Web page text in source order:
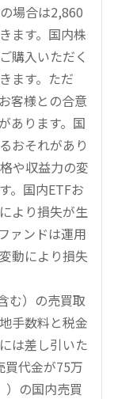
場合は2,860
ます。国内株
購入いただく
ます。ただ
客様との合意
あります。国
おそれがあり
や収益力の変
。国内ETFお
より損失が生
ァンドは運用
動により損失
む）の売買取
手数料と税金
は差し引いた
買代金が75万
）の国内売買